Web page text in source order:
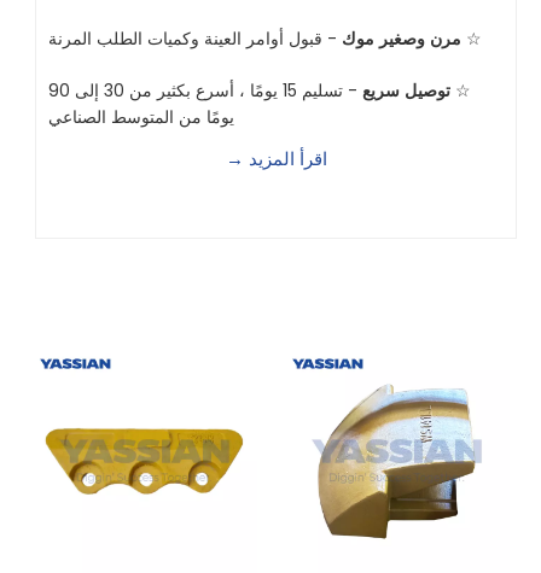
☆ مرن وصغير موك - قبول أوامر العينة وكميات الطلب المرنة
☆ توصيل سريع
- تسليم 15 يومًا ، أسرع بكثير من 30 إلى 90
يومًا من المتوسط ​​الصناعي
اقرأ المزيد →